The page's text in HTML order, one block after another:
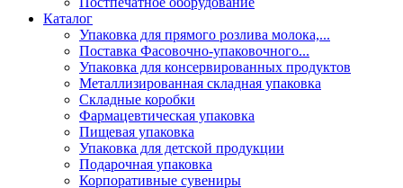
Каталог
Упаковка для прямого розлива молока,...
Поставка Фасовочно-упаковочного...
Упаковка для консервированных продуктов
Металлизированная складная упаковка
Складные коробки
Фармацевтическая упаковка
Пищевая упаковка
Упаковка для детской продукции
Подарочная упаковка
Корпоративные сувениры